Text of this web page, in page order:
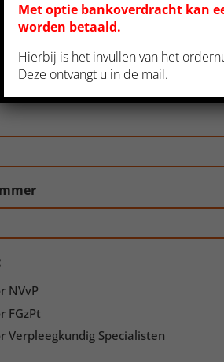
NVvP
FGzPt
Verpleegkundig Specialisten
Met optie bankoverdracht kan
worden betaald.
Hierbij is het invullen van het
Deze ontvangt u in de mail.